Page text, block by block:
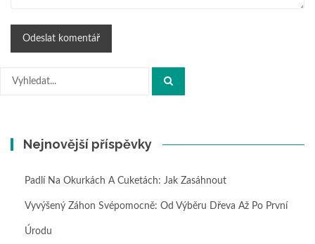
Hledat:
Nejnovější příspěvky
Padlí Na Okurkách A Cuketách: Jak Zasáhnout
Vyvýšený Záhon Svépomocně: Od Výběru Dřeva Až Po První
Úrodu